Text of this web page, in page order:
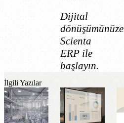
Dijital
dönüşümünüze
Scienta
ERP ile
başlayın.
İlgili Yazılar